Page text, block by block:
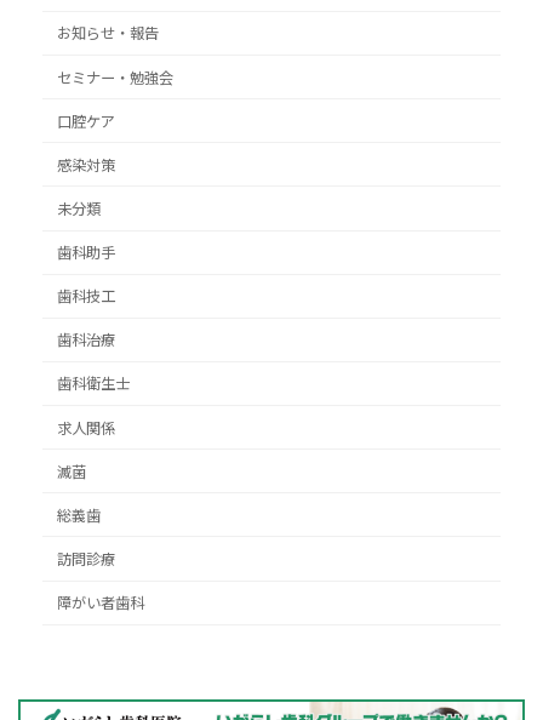
お知らせ・報告
セミナー・勉強会
口腔ケア
感染対策
未分類
歯科助手
歯科技工
歯科治療
歯科衛生士
求人関係
滅菌
総義歯
訪問診療
障がい者歯科